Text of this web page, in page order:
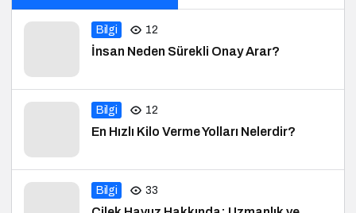
Bilgi 12
İnsan Neden Sürekli Onay Arar?
Bilgi 12
En Hızlı Kilo Verme Yolları Nelerdir?
Bilgi 33